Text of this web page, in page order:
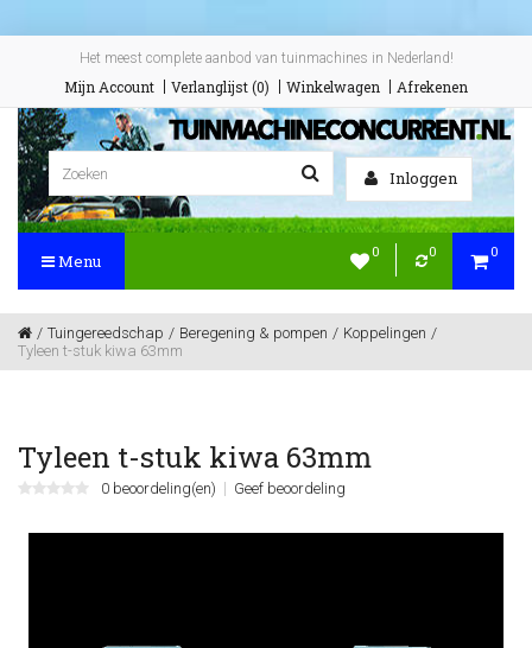
Het meest complete aanbod van tuinmachines in Nederland!
Mijn Account Verlanglijst (0) Winkelwagen Afrekenen
Inloggen
0 0 0
Menu
Tuingereedschap Beregening & pompen
Koppelingen
Tyleen t-stuk kiwa 63mm
Tyleen t-stuk kiwa 63mm
0 beoordeling(en) Geef beoordeling